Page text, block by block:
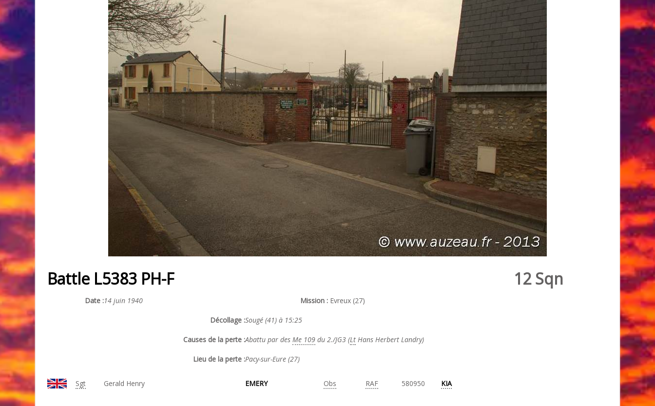
Battle L5383 PH-F 12 Sqn
Date :14 juin 1940 Mission : Evreux (27)
Décollage :Sougé (41) à 15:25
Causes de la perte :Abattu par des Me 109 du 2./JG3 (Lt Hans Herbert Landry)
Lieu de la perte :Pacy-sur-Eure (27)
Sgt Gerald Henry EMERY Obs RAF 580950 KIA